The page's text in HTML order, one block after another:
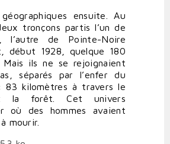
géographiques ensuite. Au
tronçons partis l’un de
l’autre de Pointe-Noire
début 1928, quelque 180
Mais ils ne se rejoignaient
séparés par l’enfer du
83 kilomètres à travers le
la forêt. Cet univers
où des hommes avaient
mourir.